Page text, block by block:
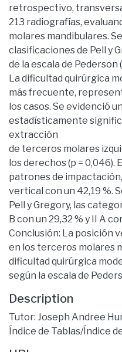
retrospectivo,
213 radiografías,
molares mandibulares.
clasificaciones de Pell y
de la escala de Pederson
La dificultad quirúrgica
más frecuente,
los casos. Se evidenció
estadísticamente
extracción
de terceros molares
los derechos (p = 0,046).
patrones de
vertical con un 42,19 %.
Pell y Gregory, las
B con un 29,32 % y II A
Conclusión: La posición
en los terceros molares
dificultad quirúrgica
según la escala de
Description
Tutor: Joseph Andree
Índice de Tablas/Índice